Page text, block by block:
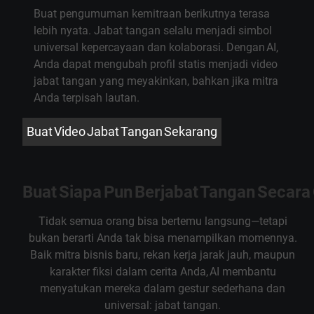
Buat pengumuman kemitraan berikutnya terasa
lebih nyata. Jabat tangan selalu menjadi simbol
universal kepercayaan dan kolaborasi. Dengan AI,
Anda dapat mengubah profil statis menjadi video
jabat tangan yang meyakinkan, bahkan jika mitra
Anda terpisah lautan.
Buat Video Jabat Tangan Sekarang
Buat Siapa Pun Berjabat Tangan
Tidak semua orang bisa bertemu langsung—tetapi
bukan berarti Anda tak bisa menampilkan momennya.
Baik mitra bisnis baru, rekan kerja jarak jauh, maupun
karakter fiksi dalam cerita Anda, AI membantu
menyatukan mereka dalam gestur sederhana dan
universal: jabat tangan.